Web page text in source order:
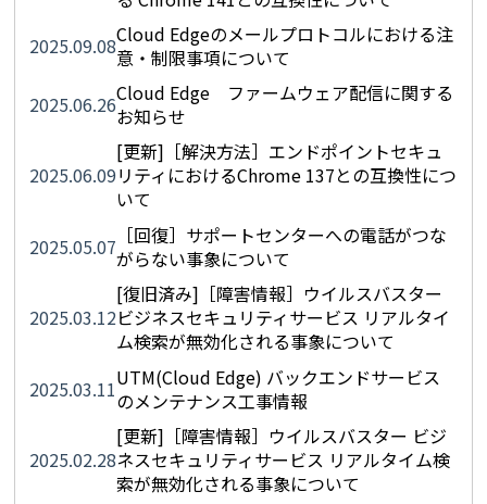
2025.09.08Cloud Edgeのメールプロトコルにおける注
意・制限事項について
2025.06.26Cloud Edge ファームウェア配信に関する
お知らせ
2025.06.09
[更新]［解決方法］エンドポイントセキュ
リティにおけるChrome 137との互換性につ
いて
2025.05.07 ［回復］サポートセンターへの電話がつな
がらない事象について
2025.03.12
[復旧済み]［障害情報］ウイルスバスター
ビジネスセキュリティサービス リアルタイ
ム検索が無効化される事象について
2025.03.11UTM(Cloud Edge) バックエンドサービス
のメンテナンス工事情報
2025.02.28
[更新]［障害情報］ウイルスバスター ビジ
ネスセキュリティサービス リアルタイム検
索が無効化される事象について